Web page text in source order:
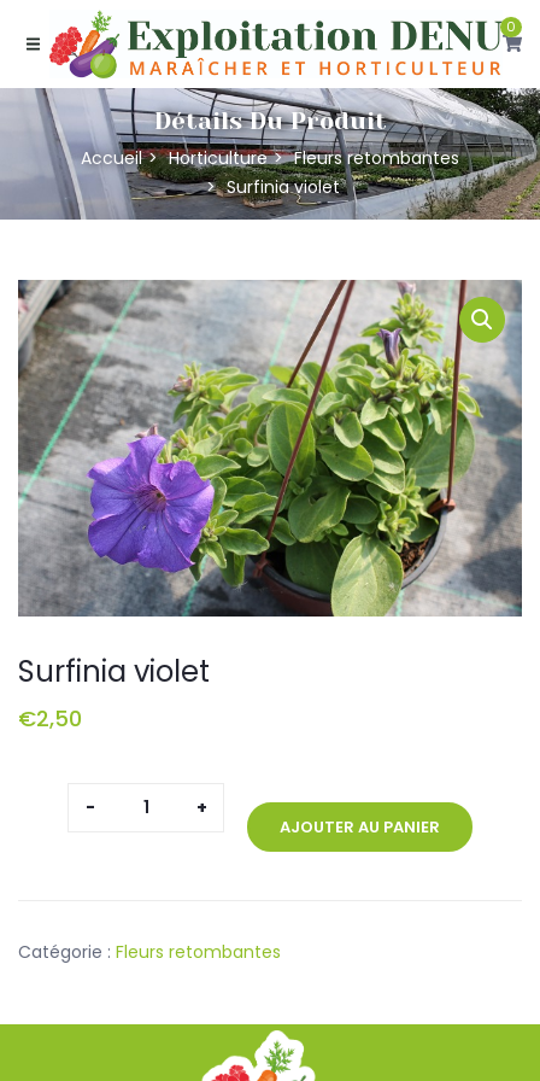
0
Détails Du Produit
Accueil Horticulture
Fleurs retombantes
Surfinia violet
Surfinia violet
€2,50
quantité
AJOUTER AU PANIER
Catégorie : Fleurs retombantes